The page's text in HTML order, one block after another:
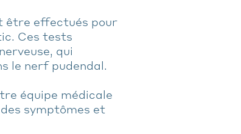
être effectués pour
Ces tests
qui
le nerf pudendal.
équipe médicale
symptômes et